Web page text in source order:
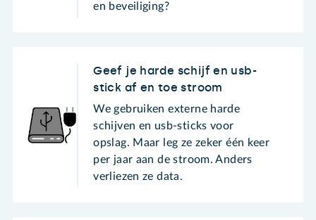
en beveiliging?
Geef je harde schijf en usb-
stick af en toe stroom
We gebruiken externe harde
schijven en usb-sticks voor
opslag. Maar leg ze zeker één keer
per jaar aan de stroom. Anders
verliezen ze data.